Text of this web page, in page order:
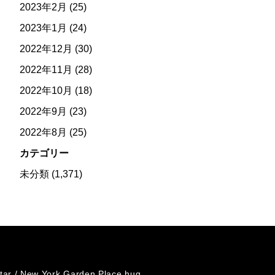
2023年2月 (25)
2023年1月 (24)
2022年12月 (30)
2022年11月 (28)
2022年10月 (18)
2022年9月 (23)
2022年8月 (25)
カテゴリー
未分類(1,371)